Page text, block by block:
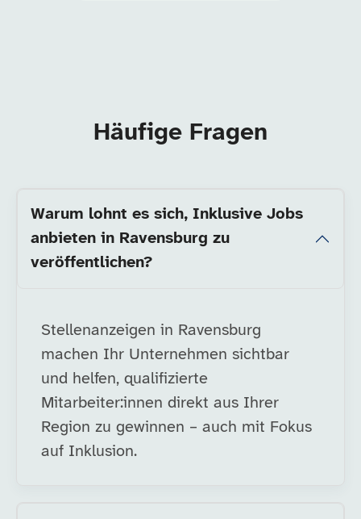
Häufige Fragen
Warum lohnt es sich, Inklusive Jobs
anbieten in Ravensburg zu
veröffentlichen?
Stellenanzeigen in Ravensburg
machen Ihr Unternehmen sichtbar
und helfen, qualifizierte
Mitarbeiter:innen direkt aus Ihrer
Region zu gewinnen – auch mit Fokus
auf Inklusion.